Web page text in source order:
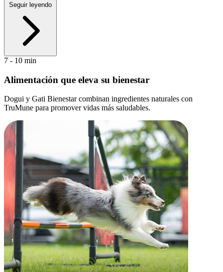
Seguir leyendo
7 - 10 min
Alimentación que eleva su bienestar
Dogui y Gati Bienestar combinan ingredientes naturales con
TruMune para promover vidas más saludables.